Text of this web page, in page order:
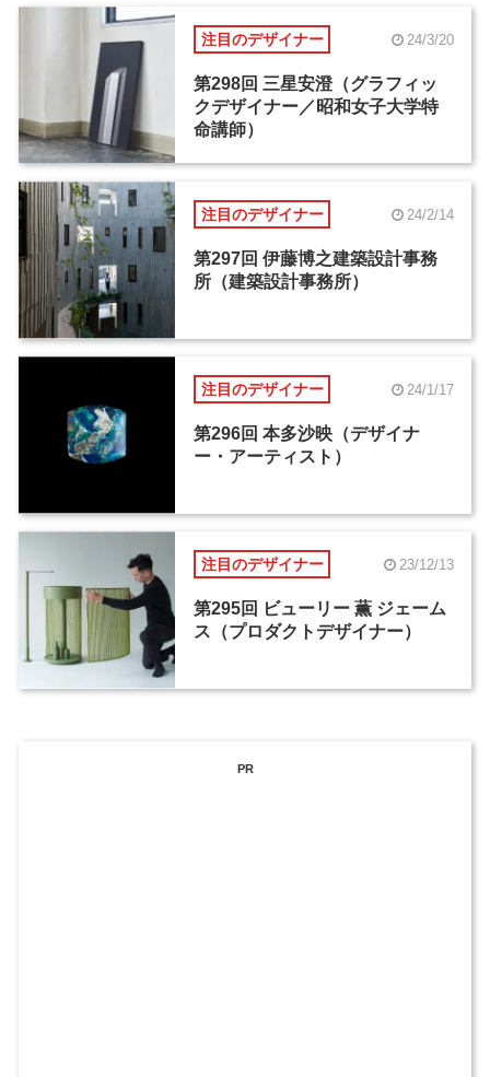
注目のデザイナー 24/3/20
第298回 三星安澄（グラフィッ
クデザイナー／昭和女子大学特
命講師）
注目のデザイナー 24/2/14
第297回 伊藤博之建築設計事務
所（建築設計事務所）
注目のデザイナー 24/1/17
第296回 本多沙映（デザイナ
ー・アーティスト）
注目のデザイナー 23/12/13
第295回 ビューリー 薫 ジェーム
ス（プロダクトデザイナー）
PR